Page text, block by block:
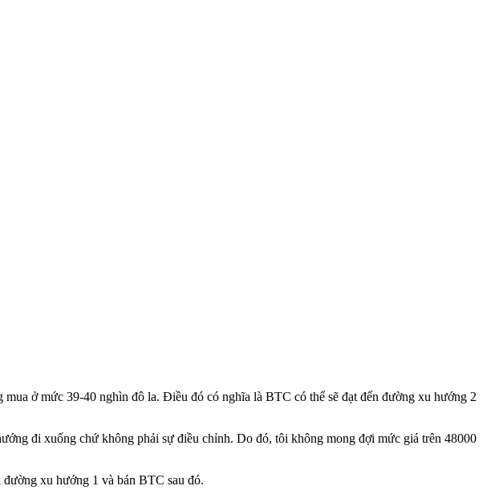
ở mức 39-40 nghìn đô la. Điều đó có nghĩa là BTC có thể sẽ đạt đến đường xu hướng 2
đi xuống chứ không phải sự điều chỉnh. Do đó, tôi không mong đợi mức giá trên 48000
xu hướng 1 và bán BTC sau đó.